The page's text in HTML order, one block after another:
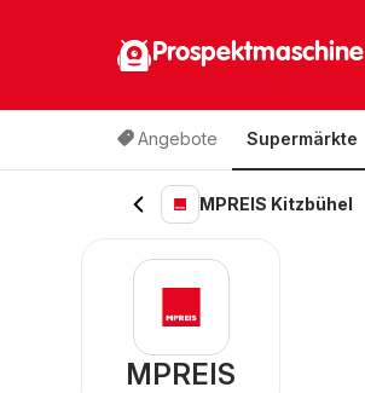
Prospektmaschine
Angebote Supermärkte
MPREIS Kitzbühel
MPREIS